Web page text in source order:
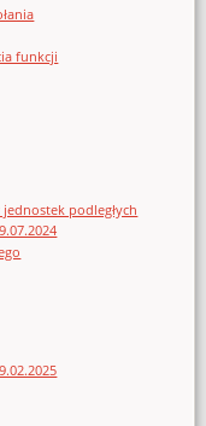
funkcji
podległych